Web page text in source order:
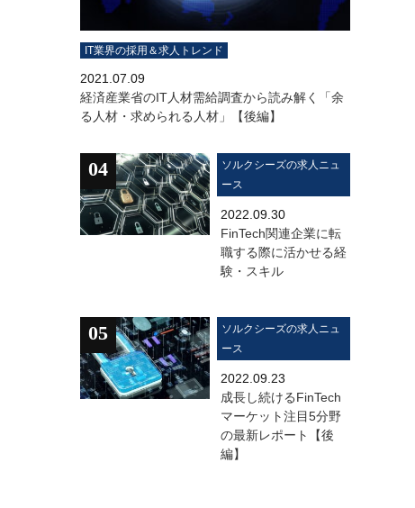
IT業界の採用＆求人トレンド
2021.07.09
経済産業省のIT人材需給調査から読み解く「余
る人材・求められる人材」【後編】
04
ソルクシーズの求人ニュ
ース
2022.09.30
FinTech関連企業に転
職する際に活かせる経
験・スキル
05
ソルクシーズの求人ニュ
ース
2022.09.23
成長し続けるFinTech
マーケット注目5分野
の最新レポート【後
編】